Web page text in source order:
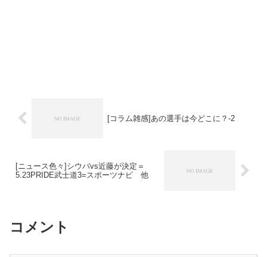
[コラム雑感]あの選手は今どこに？-2
[ニュース色々]シウバvs近藤が決定＝
5.23PRIDE武士道3=スポーツナビ 他
コメント